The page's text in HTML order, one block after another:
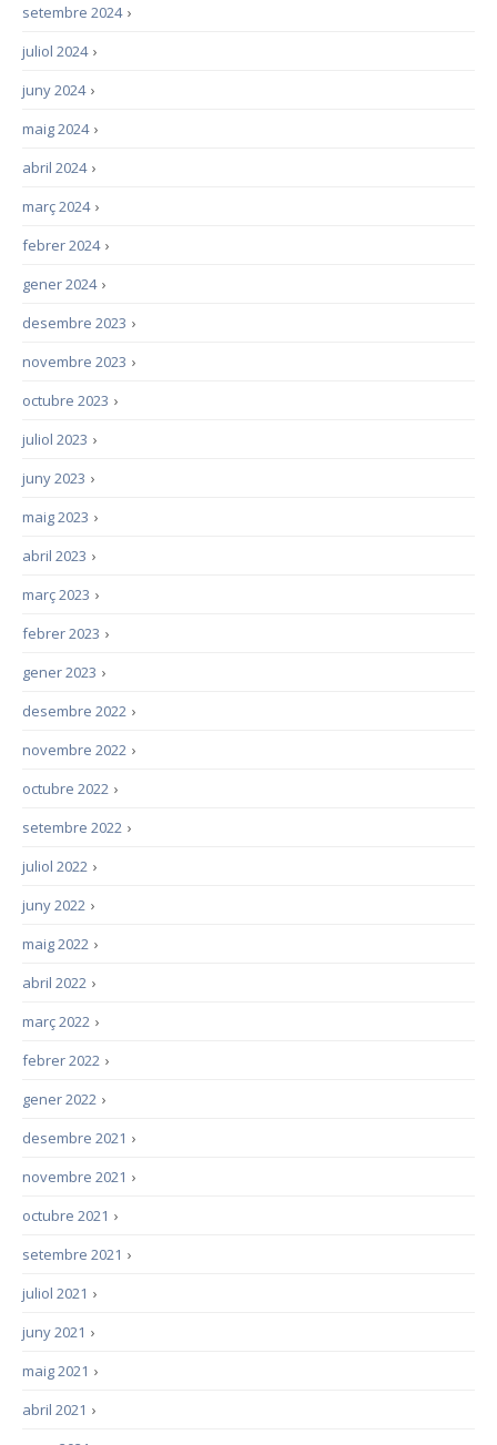
›
setembre 2024
›
juliol 2024
›
juny 2024
›
maig 2024
›
abril 2024
›
març 2024
›
febrer 2024
›
gener 2024
›
desembre 2023
›
novembre 2023
›
octubre 2023
›
juliol 2023
›
juny 2023
›
maig 2023
›
abril 2023
›
març 2023
›
febrer 2023
›
gener 2023
›
desembre 2022
›
novembre 2022
›
octubre 2022
›
setembre 2022
›
juliol 2022
›
juny 2022
›
maig 2022
›
abril 2022
›
març 2022
›
febrer 2022
›
gener 2022
›
desembre 2021
›
novembre 2021
›
octubre 2021
›
setembre 2021
›
juliol 2021
›
juny 2021
›
maig 2021
›
abril 2021